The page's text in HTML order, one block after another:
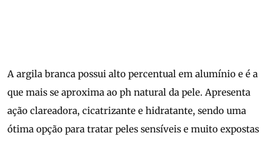
A argila branca possui alto percentual em alumínio e é a
que mais se aproxima ao ph natural da pele. Apresenta
ação clareadora, cicatrizante e hidratante, sendo uma
ótima opção para tratar peles sensíveis e muito expostas